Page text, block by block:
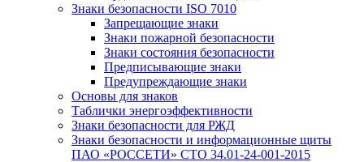
Знаки безопасности ISO 7010
Запрещающие знаки
Знаки пожарной безопасности
Знаки состояния безопасности
Предписывающие знаки
Предупреждающие знаки
Основы для знаков
Таблички энергоэффективности
Знаки безопасности для РЖД
Знаки безопасности и информационные щиты
ПАО «РОССЕТИ» СТО 34.01-24-001-2015